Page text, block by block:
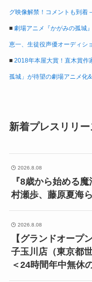
グ映像解禁！コメントも到着
■ 劇場アニメ『かがみの孤城
恵一、生徒役声優オーディシ
■ 2018年本屋大賞！直木賞作
孤城」が待望の劇場アニメ化
新着プレスリリー
2026.8.08
『8歳から始める
村瀬歩、藤原夏海
2026.8.08
【グランドオープ
子玉川店（東京都
＜24時間年中無休